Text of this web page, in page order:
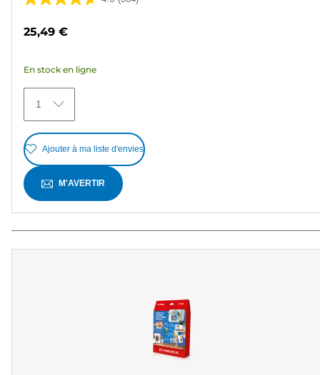
4.6
364
avis
25,49 €
En stock en ligne
1
Ajouter à ma liste d'envies
M'AVERTIR